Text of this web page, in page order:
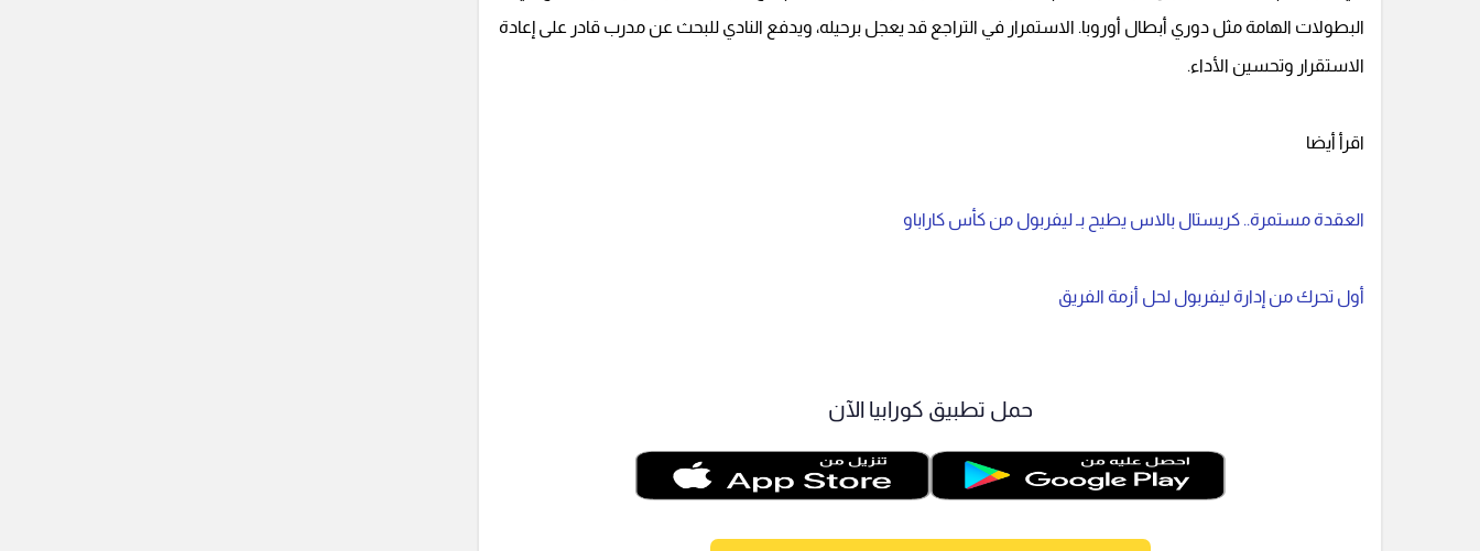
البطولات الهامة مثل دوري أبطال أوروبا. الاستمرار في التراجع قد يعجل برحيله، ويدفع النادي للبحث عن مدرب قادر على إعادة
الاستقرار وتحسين الأداء.
اقرأ أيضا
العقدة مستمرة.. كريستال بالاس يطيح بـ ليفربول من كأس كاراباو
أول تحرك من إدارة ليفربول لحل أزمة الفريق
حمل تطبيق كورابيا الآن